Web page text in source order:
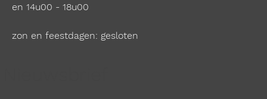
en 14u00 - 18u00
zon en feestdagen: gesloten